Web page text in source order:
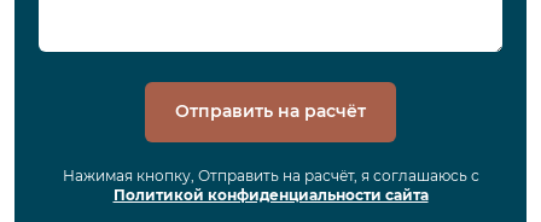
Отправить на расчёт
Нажимая кнопку, Отправить на расчёт, я соглашаюсь с
Политикой конфиденциальности сайта